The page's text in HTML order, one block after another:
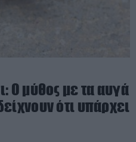
Ο μύθος με τα αυγά
ότι υπάρχει